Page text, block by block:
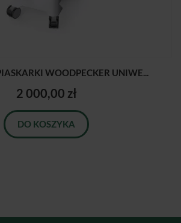
WOODPECKER UNIWE...
2 000,00 zł
DO KOSZYKA